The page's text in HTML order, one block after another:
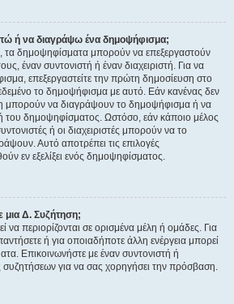
ή να διαγράψω ένα δημοψήφισμα;
τα δημοψηφίσματα μπορούν να επεξεργαστούν
έναν συντονιστή ή έναν διαχειριστή. Για να
επεξεργαστείτε την πρώτη δημοσίευση στο
το δημοψήφισμα με αυτό. Εάν κανένας δεν
μπορούν να διαγράψουν το δημοψήφισμα ή να
του δημοψηφίσματος. Ωστόσο, εάν κάποιο μέλος
ή οι διαχειριστές μπορούν να το
Αυτό αποτρέπει τις επιλογές
εν εξελίξει ενός δημοψηφίσματος.
μια Δ. Συζήτηση;
να περιορίζονται σε ορισμένα μέλη ή ομάδες. Για
ή για οποιαδήποτε άλλη ενέργεια μπορεί
Επικοινωνήστε με έναν συντονιστή ή
συζητήσεων για να σας χορηγήσει την πρόσβαση.